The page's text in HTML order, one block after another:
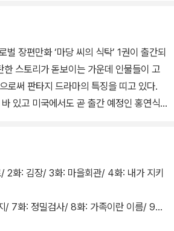
장편만화 ‘마당 씨의 식탁’ 1권이 출간되
한 스토리가 돋보이는 가운데 인물들이 고
로써 판타지 드라마의 특징을 띠고 있다.
있고 미국에서도 곧 출간 예정인 홍연식
아니라 짜임새 있는 구성으로 새롭게 완성
건강한 삶이란 어떤 것이고 행복이란 무엇
어떤 의미인지를 돌아보게 하는 동시에
부모님을 새삼 존경의 눈으로 바라볼 수
2화: 김장/ 3화: 마을회관/ 4화: 내가 지키
/ 7화: 정밀검사/ 8화: 가족이란 이름/ 9화: